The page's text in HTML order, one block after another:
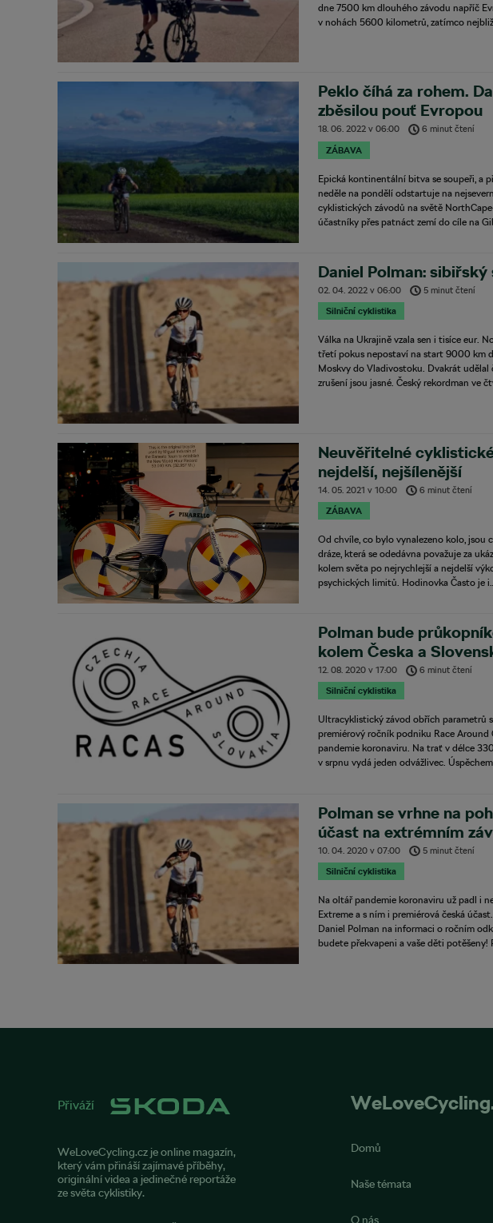
dne 7500 km dlouhého závodu napříč
v nohách 5600 kilometrů, zatímco
Peklo číhá za rohem.
zběsilou pouť Evropou
18. 06. 2022 v06:00
6 minut čtení
ZÁBAVA
Epická kontinentální bitva se soupeři, a
neděle na pondělí odstartuje na
cyklistických závodů na světě
účastníky přes patnáct zemí do cíle na
Daniel Polman:
02. 04. 2022 v06:00
5 minut čtení
Silniční cyklistika
Válka na Ukrajině vzala sen i tisíce eur.
třetí pokus nepostaví na start 9000 km
Moskvy do Vladivostoku. Dvakrát
zrušení jsou jasné. Český rekordman ve
Neuvěřitelné
nejdelší, nejšílenější
14. 05. 2021 v10:00
6 minut čtení
ZÁBAVA
Od chvíle, co bylo vynalezeno kolo, jsou
dráze, která se odedávna považuje za
kolem světa po nejrychlejší a nejdelší
psychických limitů. Hodinovka Často je
Polman bude
kolem Česka a
12. 08. 2020 v17:00
6 minut čtení
Silniční cyklistika
Ultracyklistický závod obřích parametrů
premiérový ročník podniku Race Around
pandemie koronaviru. Na trať v délce
v srpnu vydá jeden odvážlivec.
Polman se vrhne na
účast na extrémním
10. 04. 2020 v07:00
5 minut čtení
Silniční cyklistika
Na oltář pandemie koronaviru už padl i
Extreme a s ním i premiérová česká
Daniel Polman na informaci o ročním
budete překvapeni a vaše děti potěšeny!
Přiváží
WeLoveCycling.cz je online magazín,
který vám přináší zajímavé příběhy,
originální videa a jedinečné reportáže
ze světa cyklistiky.
Domů
Naše témata
O nás